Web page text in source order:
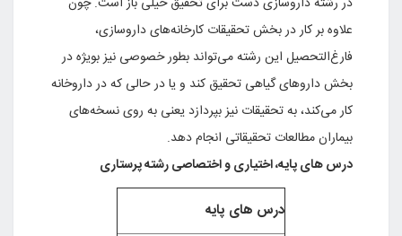
علاوه بر کار در بخش تحقیقات کارخانه‌های داروسازی،
فارغ‌التحصیل این رشته می‌تواند بطور خصوصی نیز بویژه در
بخش داروهای گیاهی تحقیق کند و یا در حالی که در داروخانه
کار می‌کند، به تحقیقات نیز بپردازد یعنی به روی نسخه‌های
بیماران مطالعات تحقیقاتی انجام دهد.
درس های پایه، اختیاری و اختصاصی رشته پرستاری
درس های پایه‌